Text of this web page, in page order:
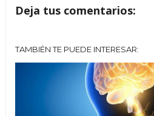
Deja tus comentarios:
TAMBIÉN TE PUEDE INTERESAR: